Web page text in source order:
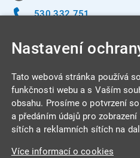
530 332 751
INTEGRA CENTRUM s.r.o.
Jabloňová 662/7
Nastavení
Tato webová stránka používá
funkčnosti webu a s Vaším
obsahu. Prosíme o potvrzení
a předáním údajů pro
sítích a reklamních sítích na
Více informací o cookies